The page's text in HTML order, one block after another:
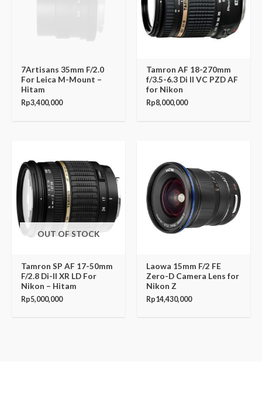
7Artisans 35mm F/2.0
For Leica M-Mount –
Hitam
Rp3,400,000
Tamron AF 18-270mm
f/3.5-6.3 Di II VC PZD AF
for Nikon
Rp8,000,000
OUT OF STOCK
Tamron SP AF 17-50mm
F/2.8 Di-II XR LD For
Nikon – Hitam
Rp5,000,000
Laowa 15mm F/2 FE
Zero-D Camera Lens for
Nikon Z
Rp14,430,000